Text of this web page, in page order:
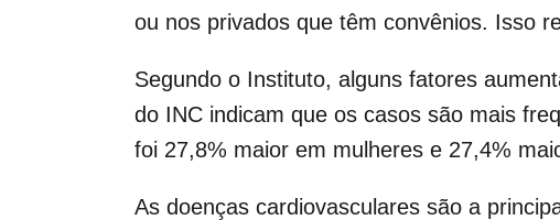
ou nos privados que têm convênios. Isso
Segundo o Instituto, alguns fatores
do INC indicam que os casos são mais
foi 27,8% maior em mulheres e 27,4%
As doenças cardiovasculares são a